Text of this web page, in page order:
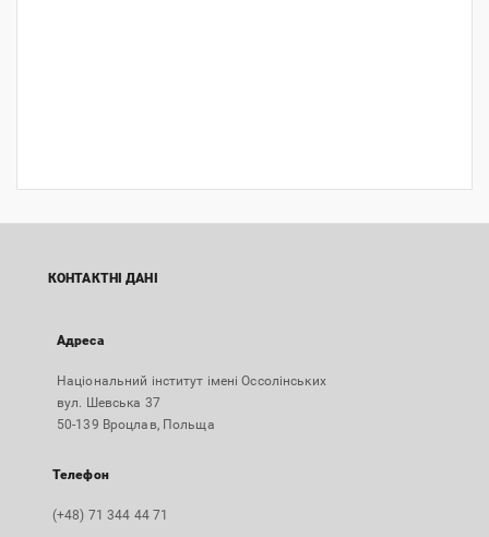
КОНТАКТНІ ДАНІ
Адреса
Національний інститут імені Оссолінських
вул. Шевська 37
50-139 Вроцлав, Польща
Телефон
(+48) 71 344 44 71